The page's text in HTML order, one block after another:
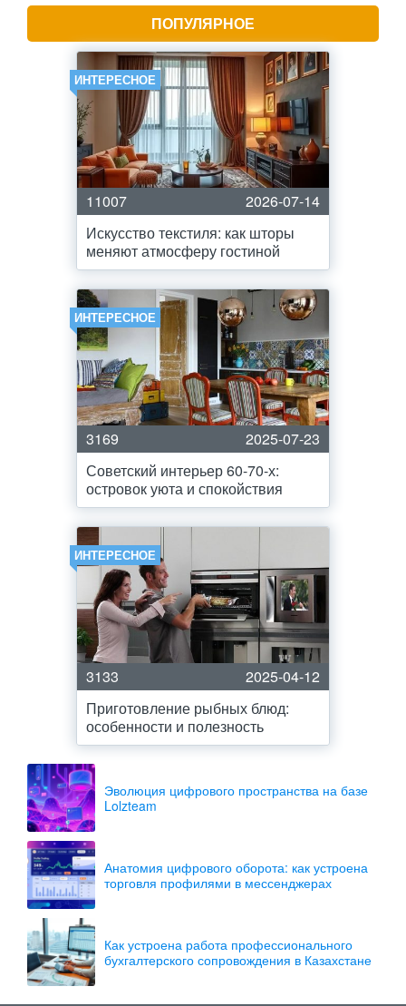
ПОПУЛЯРНОЕ
ИНТЕРЕСНОЕ
11007
2026-07-14
Искусство текстиля: как шторы
меняют атмосферу гостиной
ИНТЕРЕСНОЕ
3169
2025-07-23
Советский интерьер 60-70-х:
островок уюта и спокойствия
ИНТЕРЕСНОЕ
3133
2025-04-12
Приготовление рыбных блюд:
особенности и полезность
Эволюция цифрового пространства на базе
Lolzteam
Анатомия цифрового оборота: как устроена
торговля профилями в мессенджерах
Как устроена работа профессионального
бухгалтерского сопровождения в Казахстане